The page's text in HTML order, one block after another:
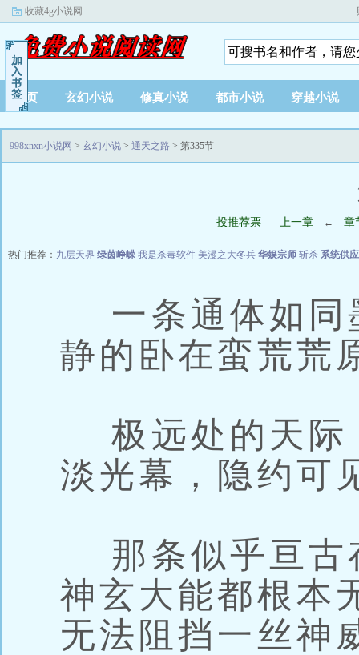
收藏4g小说网
首页 玄幻小说 修真小说 都市小说 穿越小说
998xnxn小说网 > 玄幻小说 > 通天之路 > 第335节
投推荐票 上一章 ← 章
热门推荐： 九层天界 绿茵峥嵘 我是杀毒软件 美漫之大冬兵 华娱宗师 斩杀 系统供
一条通体如同
静的卧在蛮荒荒
极远处的天际
淡光幕，隐约可
那条似乎亘古
神玄大能都根本
无法阻挡一丝神